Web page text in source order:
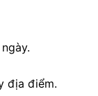
địa điểm.